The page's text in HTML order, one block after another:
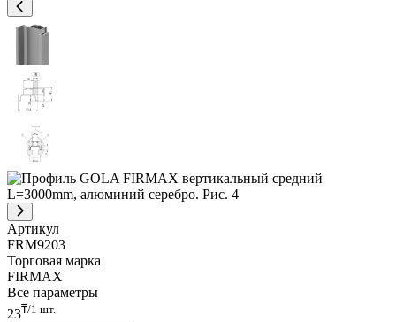
Артикул
FRM9203
Торговая марка
FIRMAX
Все параметры
23₸/1 шт.